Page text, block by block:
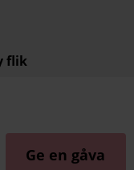
flik
Ge en gåva